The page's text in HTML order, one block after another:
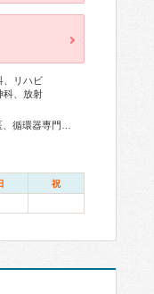
、リハビ
科、放射
祝